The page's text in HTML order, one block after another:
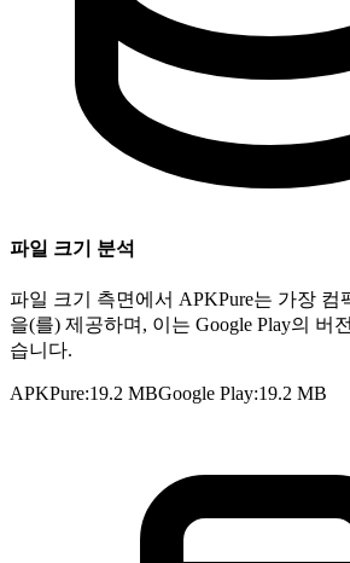
파일 크기 분석
파일 크기 측면에서 APKPure는 가장 컴
을(를) 제공하며, 이는 Google Play의 버
습니다.
APKPure:19.2 MBGoogle Play:19.2 MB